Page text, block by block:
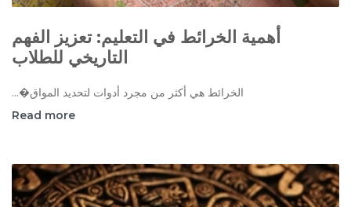
أهمية الخرائط في التعليم: تعزيز الفهم
التاريخي للطلاب
الخرائط هي أكثر من مجرد أدوات لتحديد المواق�...
Read more